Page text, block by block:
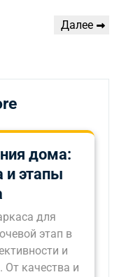
Следующая
Далее
дома:
и этапы
для
этап в
и
качества и